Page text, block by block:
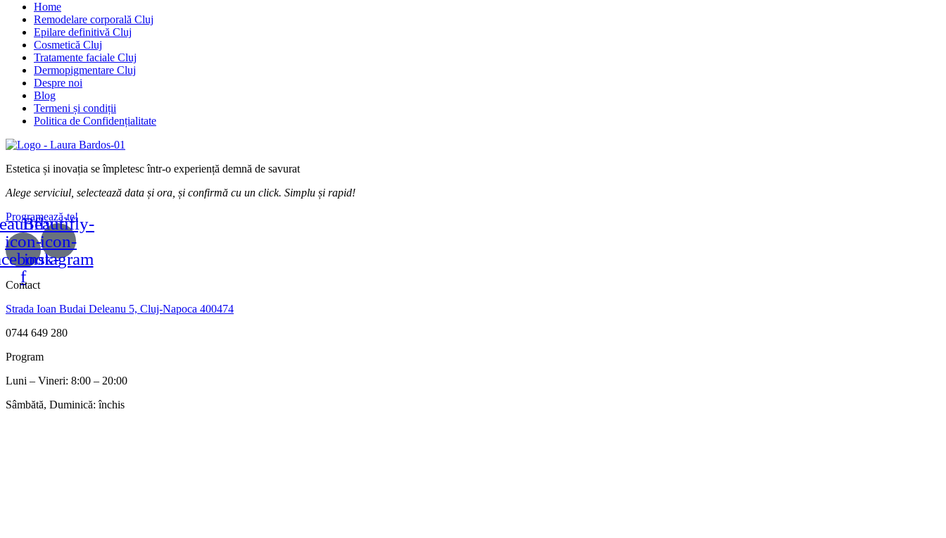
Home
Remodelare corporală Cluj
Epilare definitivă Cluj
Cosmetică Cluj
Tratamente faciale Cluj
Dermopigmentare Cluj
Despre noi
Blog
Termeni și condiții
Politica de Confidențialitate
Estetica și inovația se împletesc într-o experiență demnă de savurat
Alege serviciul, selectează data și ora, și confirmă cu un click. Simplu și rapid!
Programează-te!
icon-
f
Beautifly-
icon-
instagram
Contact
Strada Ioan Budai Deleanu 5, Cluj-Napoca 400474
0744 649 280
Program
Luni – Vineri: 8:00 – 20:00
Sâmbătă, Duminică: închis